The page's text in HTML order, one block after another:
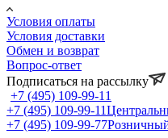
Условия оплаты
Условия доставки
Обмен и возврат
Вопрос-ответ
Подписаться на рассылку
+7 (495) 109-99-11
+7 (495) 109-99-11
+7 (495) 109-99-77